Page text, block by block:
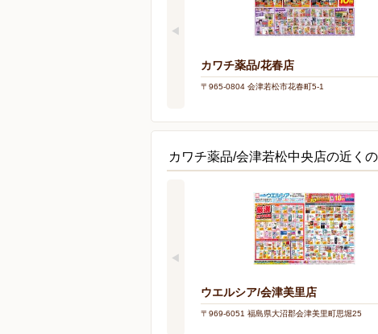
カワチ薬品/花春店
〒965-0804 会津若松市花春町5-1
カワチ薬品/会津若松中央店の近く
ウエルシア/会津美里店
〒969-6051 福島県大沼郡会津美里町思堀25